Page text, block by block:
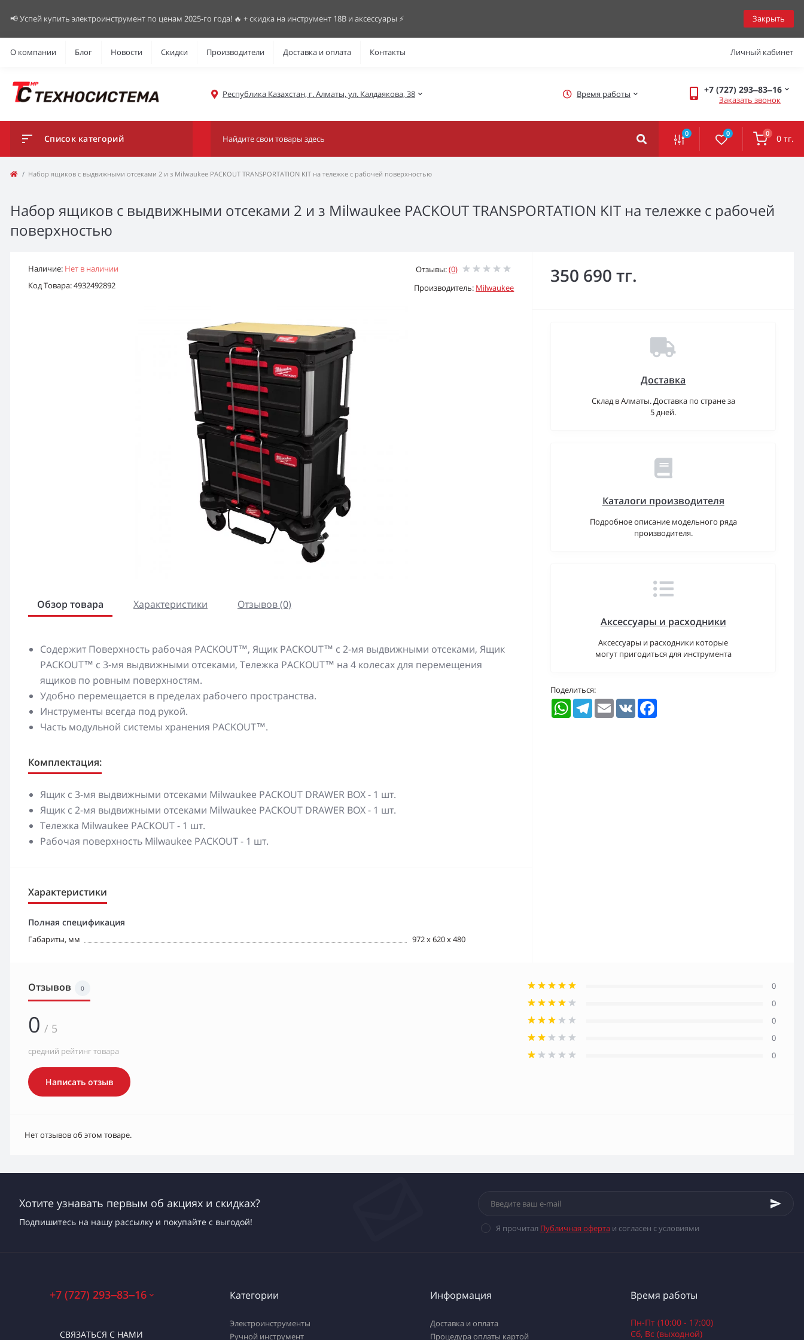
📢 Успей купить электроинструмент по ценам 2025-го года! 🔥 + скидка на инструмент 18В и аксессуары ⚡️ Закрыть
О компании Блог Новости Скидки Производители Доставка и оплата Контакты Личный кабинет
Республика Казахстан, г. Алматы, ул. Калдаякова, 38 Время работы +7 (727) 293‒83‒16
Заказать звонок
Список категорий 0 0 0 0 тг.
Набор ящиков с выдвижными отсеками 2 и з Milwaukee PACKOUT TRANSPORTATION KIT на тележке с рабочей поверхностью
Набор ящиков с выдвижными отсеками 2 и з Milwaukee PACKOUT TRANSPORTATION KIT на тележке с рабочей
поверхностью
Наличие: Нет в наличии
Код Товара: 4932492892
Отзывы:(0)
Производитель: Milwaukee
Обзор товара Характеристики Отзывов (0)
Содержит Поверхность рабочая PACKOUT™, Ящик PACKOUT™ с 2-мя выдвижными отсеками, Ящик
PACKOUT™ с 3-мя выдвижными отсеками, Тележка PACKOUT™ на 4 колесах для перемещения
ящиков по ровным поверхностям.
Удобно перемещается в пределах рабочего пространства.
Инструменты всегда под рукой.
Часть модульной системы хранения PACKOUT™.
Комплектация:
Ящик с 3-мя выдвижными отсеками Milwaukee PACKOUT DRAWER BOX - 1 шт.
Ящик с 2-мя выдвижными отсеками Milwaukee PACKOUT DRAWER BOX - 1 шт.
Тележка Milwaukee PACKOUT - 1 шт.
Рабочая поверхность Milwaukee PACKOUT - 1 шт.
Характеристики
Полная спецификация
Габариты, мм 972 x 620 x 480
350 690 тг.
Доставка
Склад в Алматы. Доставка по стране за
5 дней.
Каталоги производителя
Подробное описание модельного ряда
производителя.
Аксессуары и расходники
Аксессуары и расходники которые
могут пригодиться для инструмента
Поделиться:
WhatsAppTelegramEmail VK
Отзывов 0
0 / 5
средний рейтинг товара
Написать отзыв
0
0
0
0
0
Нет отзывов об этом товаре.
Хотите узнавать первым об акциях и скидках?
Подпишитесь на нашу рассылку и покупайте с выгодой!
Я прочитал Публичная офертаи согласен с условиями
+7 (727) 293‒83‒16
СВЯЗАТЬСЯ С НАМИ
Категории
Электроинструменты
Ручной инструмент
Информация
Доставка и оплата
Процедура оплаты картой
Время работы
Пн-Пт (10:00 - 17:00)
Сб, Вс (выходной)